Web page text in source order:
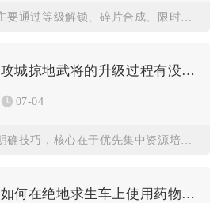
攻城掠地武将的升级过程有没有什么技巧可言
07-04
攻城掠地武将升级有明确技巧，核心在于优先集中资源培养核心武将...
如何在绝地求生车上使用药物效果